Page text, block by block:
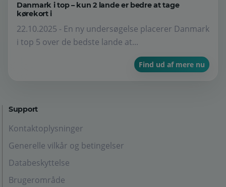
Danmark i top – kun 2 lande er bedre at tage
kørekort i
22.10.2025 - En ny undersøgelse placerer Danmark
i top 5 over de bedste lande at...
Find ud af mere nu
Support
Kontaktoplysninger
Generelle vilkår og betingelser
Databeskyttelse
Brugerområde